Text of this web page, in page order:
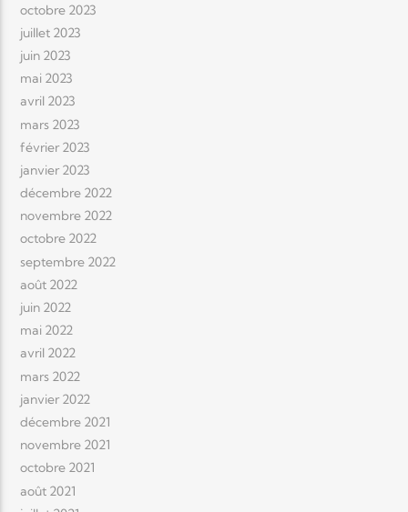
octobre 2023
juillet 2023
juin 2023
mai 2023
avril 2023
mars 2023
février 2023
janvier 2023
décembre 2022
novembre 2022
octobre 2022
septembre 2022
août 2022
juin 2022
mai 2022
avril 2022
mars 2022
janvier 2022
décembre 2021
novembre 2021
octobre 2021
août 2021